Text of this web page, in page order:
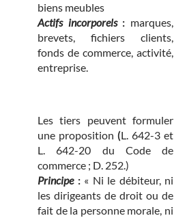
biens meubles
Actifs incorporels : marques,
brevets, fichiers clients,
fonds de commerce, activité,
entreprise.
Les tiers peuvent formuler
une proposition (L. 642-3 et
L. 642-20 du Code de
commerce ; D. 252.)
Principe :« Ni le débiteur, ni
les dirigeants de droit ou de
fait de la personne morale, ni